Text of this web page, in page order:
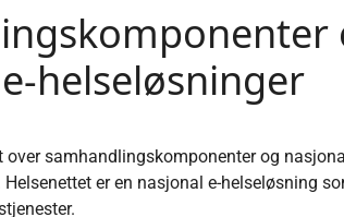
helseløsninger
over samhandlingskomponenter og
er en nasjonal e-helseløsning